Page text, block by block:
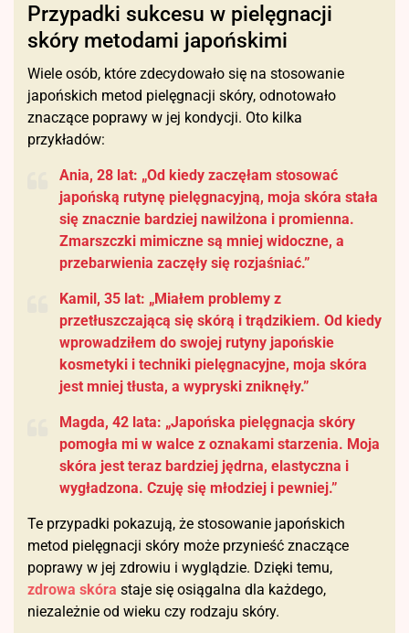
Przypadki sukcesu w pielęgnacji
skóry metodami japońskimi
Wiele osób, które zdecydowało się na stosowanie
japońskich metod pielęgnacji skóry, odnotowało
znaczące poprawy w jej kondycji. Oto kilka
przykładów:
Ania, 28 lat: „Od kiedy zaczęłam stosować
japońską rutynę pielęgnacyjną, moja skóra stała
się znacznie bardziej nawilżona i promienna.
Zmarszczki mimiczne są mniej widoczne, a
przebarwienia zaczęły się rozjaśniać.”
Kamil, 35 lat: „Miałem problemy z
przetłuszczającą się skórą i trądzikiem. Od kiedy
wprowadziłem do swojej rutyny japońskie
kosmetyki i techniki pielęgnacyjne, moja skóra
jest mniej tłusta, a wypryski zniknęły.”
Magda, 42 lata: „Japońska pielęgnacja skóry
pomogła mi w walce z oznakami starzenia. Moja
skóra jest teraz bardziej jędrna, elastyczna i
wygładzona. Czuję się młodziej i pewniej.”
Te przypadki pokazują, że stosowanie japońskich
metod pielęgnacji skóry może przynieść znaczące
poprawy w jej zdrowiu i wyglądzie. Dzięki temu,
zdrowa skóra staje się osiągalna dla każdego,
niezależnie od wieku czy rodzaju skóry.